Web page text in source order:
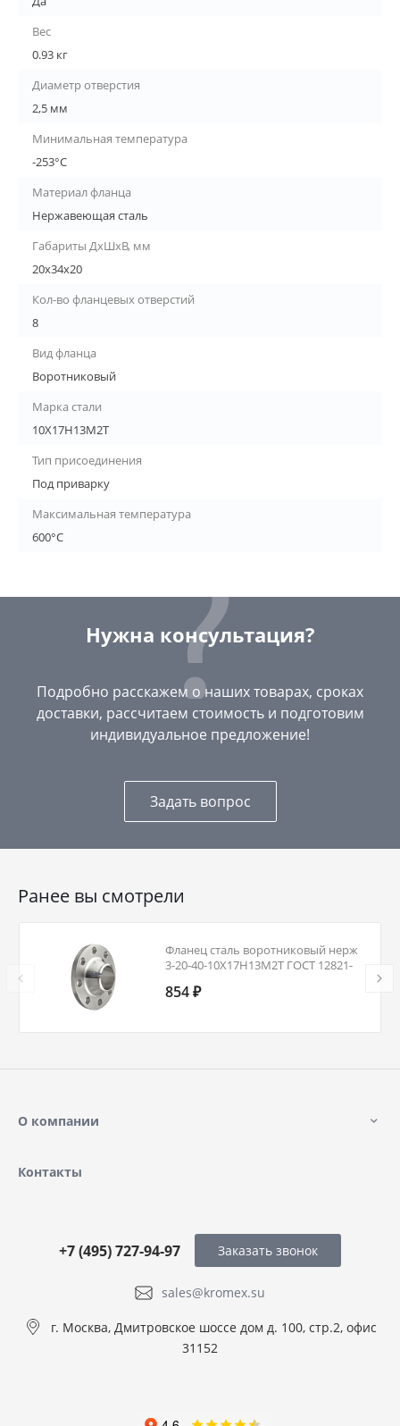
Вес
0.93 кг
Диаметр отверстия
2,5 мм
Минимальная температура
-253°С
Материал фланца
Нержавеющая сталь
Габариты ДхШхВ, мм
20х34х20
Кол-во фланцевых отверстий
8
Вид фланца
Воротниковый
Марка стали
10Х17Н13М2Т
Тип присоединения
Под приварку
Максимальная температура
600°С
Нужна консультация?
Подробно расскажем о наших товарах, сроках
доставки, рассчитаем стоимость и подготовим
индивидуальное предложение!
Задать вопрос
Ранее вы смотрели
Фланец сталь воротниковый нерж
3-20-40-10Х17Н13М2Т ГОСТ 12821-
854 ₽
О компании
Контакты
sales@kromex.su
+7 (495) 727-94-97
г. Москва, Дмитровское шоссе дом д. 100, стр.2, офис
31152
Заказать звонок